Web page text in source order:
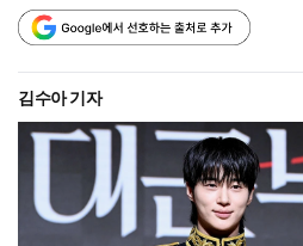
김수아 기자